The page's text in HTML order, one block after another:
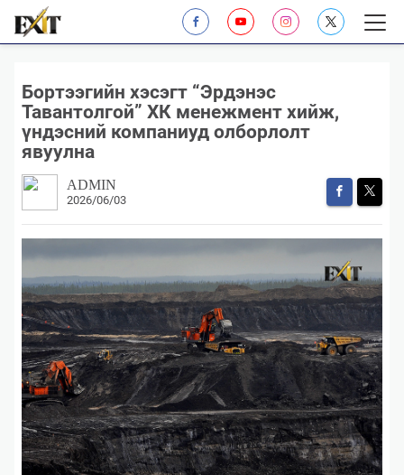
Бортээгийн хэсэгт “Эрдэнэс
Тавантолгой” ХК менежмент хийж,
үндэсний компаниуд олборлолт
явуулна
ADMIN
2026/06/03